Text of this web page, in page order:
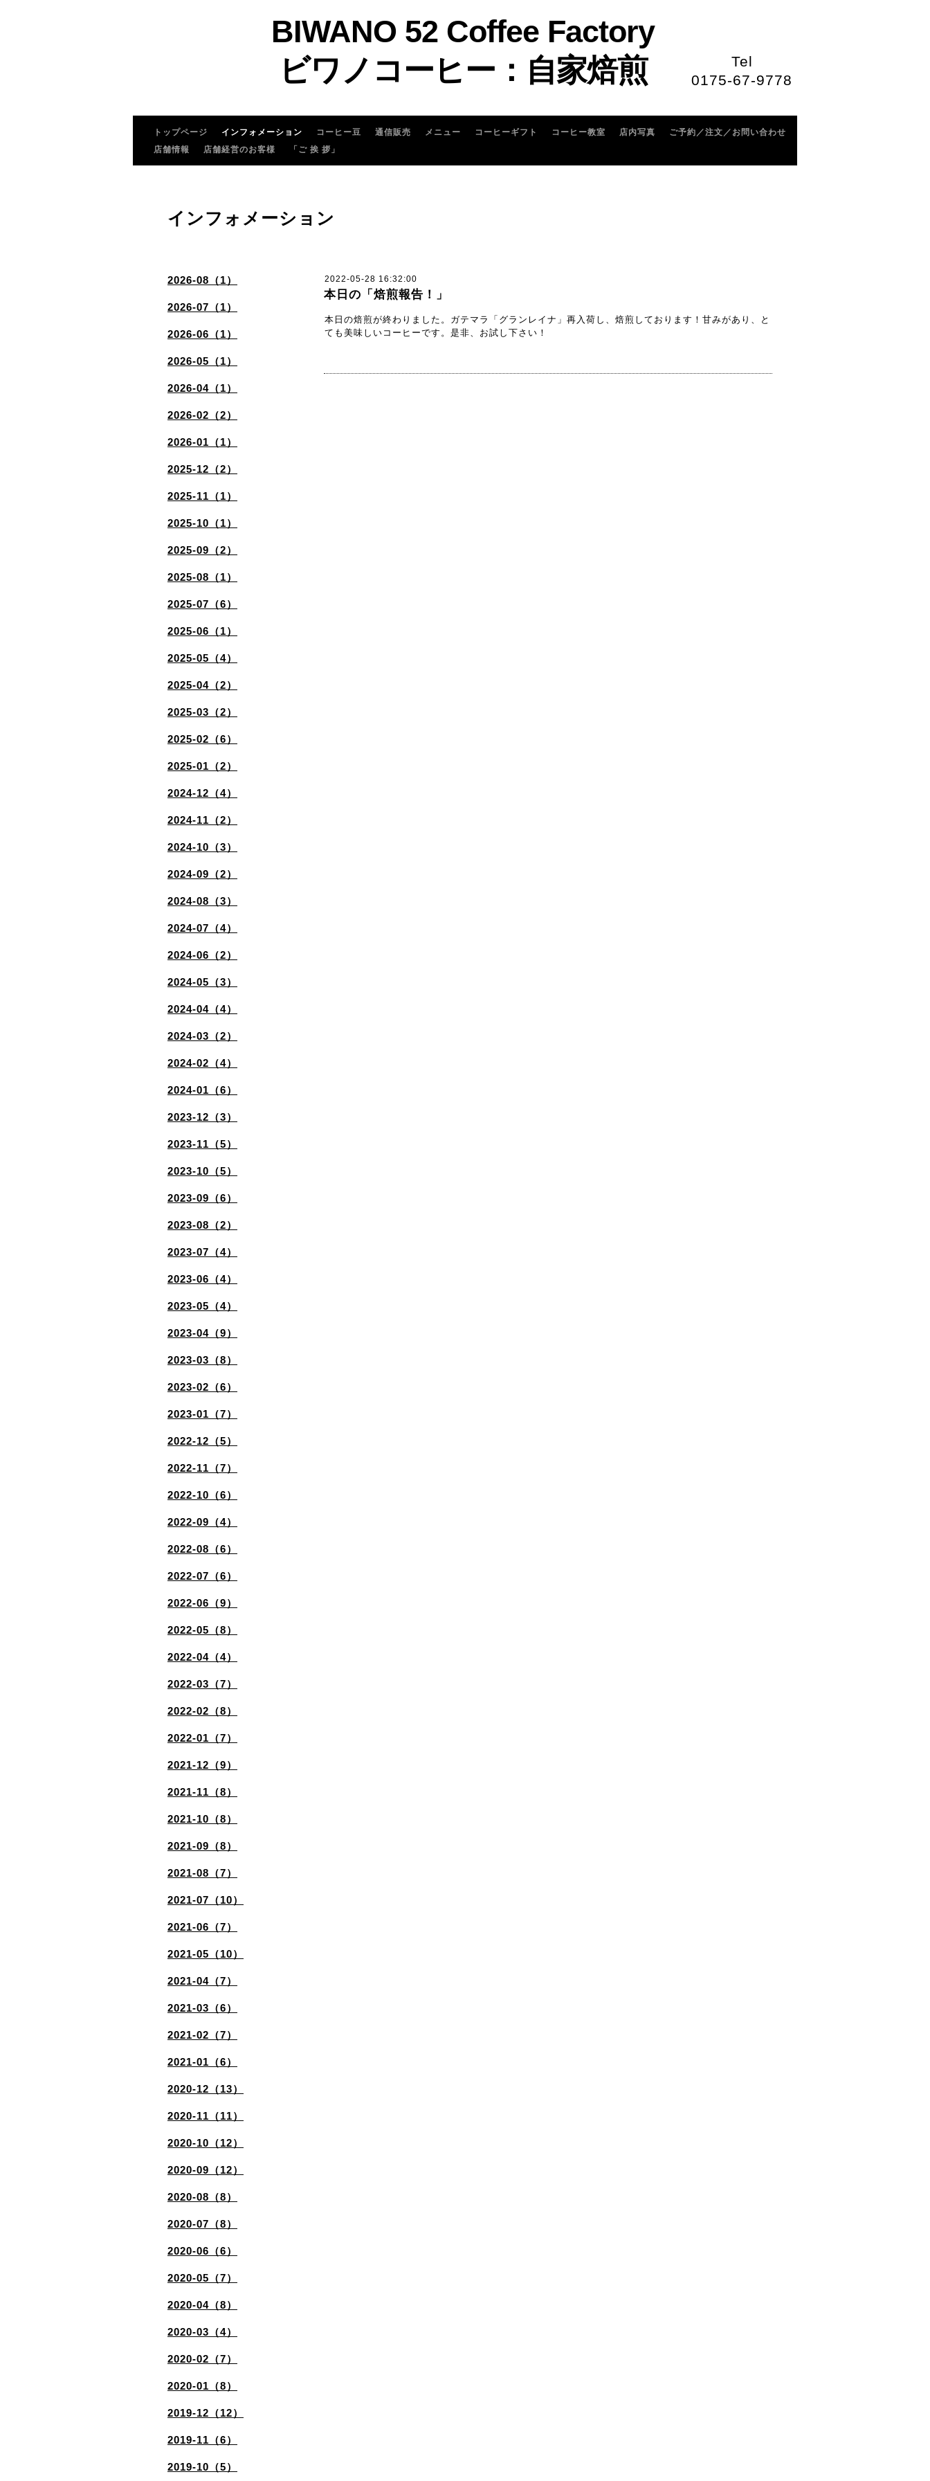
Tel
0175-67-9778
BIWANO 52 Coffee Factory
ビワノコーヒー：自家焙煎
トップページ インフォメーション コーヒー豆 通信販売 メニュー コーヒーギフト コーヒー教室 店内写真
ご予約／注文／お問い合わせ
店舗情報
店舗経営のお客様 「ご 挨 拶」
2026-08（1）
2026-07（1）
2026-06（1）
2026-05（1）
2026-04（1）
2026-02（2）
2026-01（1）
2025-12（2）
2025-11（1）
2025-10（1）
2025-09（2）
2025-08（1）
2025-07（6）
2025-06（1）
2025-05（4）
2025-04（2）
2025-03（2）
2025-02（6）
2025-01（2）
2024-12（4）
2024-11（2）
2024-10（3）
2024-09（2）
2024-08（3）
2024-07（4）
2024-06（2）
2024-05（3）
2024-04（4）
2024-03（2）
2024-02（4）
2024-01（6）
2023-12（3）
2023-11（5）
2023-10（5）
2023-09（6）
2023-08（2）
2023-07（4）
2023-06（4）
2023-05（4）
2023-04（9）
2023-03（8）
2023-02（6）
2023-01（7）
2022-12（5）
2022-11（7）
2022-10（6）
2022-09（4）
2022-08（6）
2022-07（6）
2022-06（9）
2022-05（8）
2022-04（4）
2022-03（7）
2022-02（8）
2022-01（7）
2021-12（9）
2021-11（8）
2021-10（8）
2021-09（8）
2021-08（7）
2021-07（10）
2021-06（7）
2021-05（10）
2021-04（7）
2021-03（6）
2021-02（7）
2021-01（6）
2020-12（13）
2020-11（11）
2020-10（12）
2020-09（12）
2020-08（8）
2020-07（8）
2020-06（6）
2020-05（7）
2020-04（8）
2020-03（4）
2020-02（7）
2020-01（8）
2019-12（12）
2019-11（6）
2019-10（5）
インフォメーション
2022-05-28 16:32:00
本日の「焙煎報告！」
本日の焙煎が終わりました。ガテマラ「グランレイナ」再入荷し、焙煎しております！甘みがあり、と
ても美味しいコーヒーです。是非、お試し下さい！